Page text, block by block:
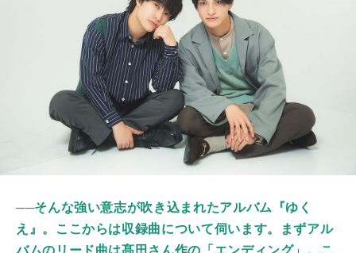
──そんな強い意志が吹き込まれたアルバム『ゆく
え』。ここからは収録曲について伺います。まずアル
バムのリード曲は髙田さん作の「エンディング」。こ